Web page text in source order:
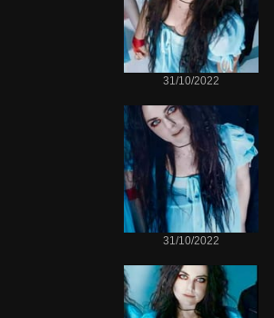
31/10/2022
31/10/2022